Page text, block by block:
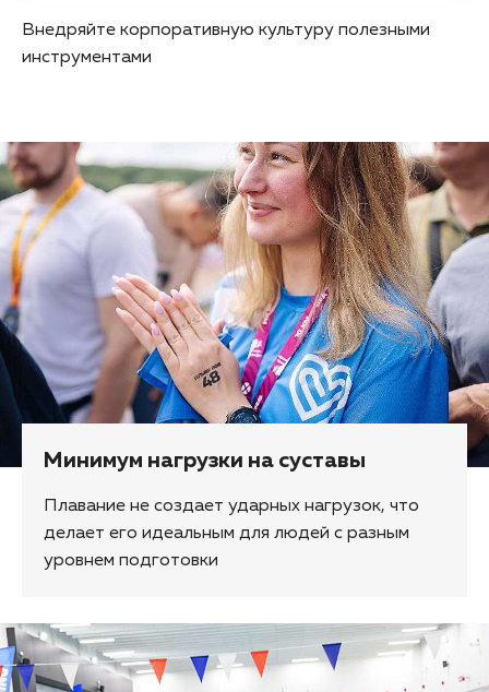
Внедряйте корпоративную культуру полезными
инструментами
Минимум нагрузки на суставы
Плавание не создает ударных нагрузок, что
делает его идеальным для людей с разным
уровнем подготовки